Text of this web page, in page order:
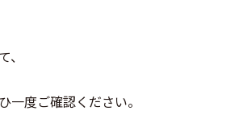
一度ご確認ください。